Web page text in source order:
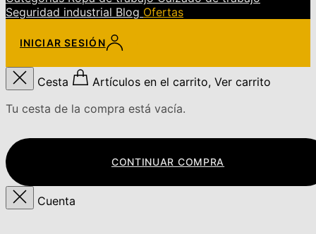
Seguridad industrial Blog Ofertas
INICIAR SESIÓN
Cesta
Artículos en el carrito, Ver carrito
Tu cesta de la compra está vacía.
CONTINUAR COMPRA
Cuenta